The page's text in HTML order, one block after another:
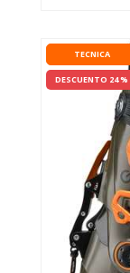
TECNICA
DESCUENTO 24 %